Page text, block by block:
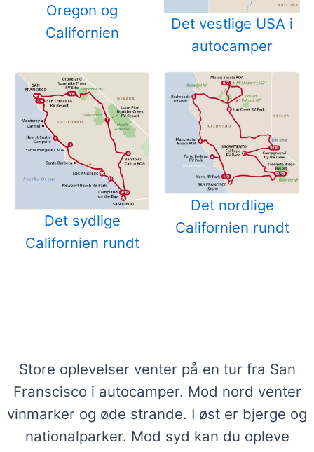
Oregon og
Californien
Det vestlige USA i
autocamper
Det sydlige
Californien rundt
Det nordlige
Californien rundt
Store oplevelser venter på en tur fra San
Franscisco i autocamper. Mod nord venter
vinmarker og øde strande. I øst er bjerge og
nationalparker. Mod syd kan du opleve